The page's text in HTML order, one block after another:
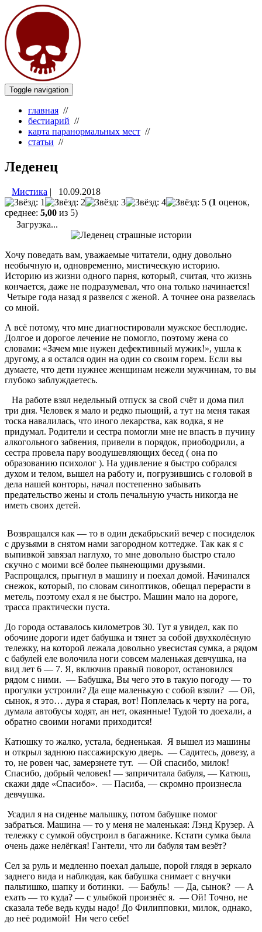
Toggle navigation
главная //
бестиарий //
карта паранормальных мест //
статьи //
Леденец
Мистика |
10.09.2018
(1 оценок,
среднее: 5,00 из 5)
Загрузка...
Хочу поведать вам, уважаемые читатели, одну довольно
необычную и, одновременно, мистическую историю.
Историю из жизни одного парня, который, считая, что жизнь
кончается, даже не подразумевал, что она только начинается!
Четыре года назад я развелся с женой. А точнее она развелась
со мной.
А всё потому, что мне диагностировали мужское бесплодие.
Долгое и дорогое лечение не помогло, поэтому жена со
словами: «Зачем мне нужен дефективный мужик!», ушла к
другому, а я остался один на один со своим горем. Если вы
думаете, что дети нужнее женщинам нежели мужчинам, то вы
глубоко заблуждаетесь.
На работе взял недельный отпуск за свой счёт и дома пил
три дня. Человек я мало и редко пьющий, а тут на меня такая
тоска навалилась, что иного лекарства, как водка, я не
придумал. Родители и сестра помогли мне не впасть в пучину
алкогольного забвения, привели в порядок, приободрили, а
сестра провела пару воодушевляющих бесед ( она по
образованию психолог ). На удивление я быстро собрался
духом и телом, вышел на работу и, погрузившись с головой в
дела нашей конторы, начал постепенно забывать
предательство жены и столь печальную участь никогда не
иметь своих детей.
Возвращался как — то в один декабрьский вечер с посиделок
с друзьями в снятом нами загородном коттедже. Так как я с
выпивкой завязал наглухо, то мне довольно быстро стало
скучно с моими всё более пьянеющими друзьями.
Распрощался, прыгнул в машину и поехал домой. Начинался
снежок, который, по словам синоптиков, обещал перерасти в
метель, поэтому ехал я не быстро. Машин мало на дороге,
трасса практически пуста.
До города оставалось километров 30. Тут я увидел, как по
обочине дороги идет бабушка и тянет за собой двухколёсную
тележку, на которой лежала довольно увесистая сумка, а рядом
с бабулей еле волочила ноги совсем маленькая девчушка, на
вид лет 6 — 7. Я, включив правый поворот, остановился
рядом с ними. — Бабушка, Вы чего это в такую погоду — то
прогулки устроили? Да еще маленькую с собой взяли? — Ой,
сынок, я это… дура я старая, вот! Поплелась к черту на рога,
думала автобусы ходят, ан нет, окаянные! Тудой то доехали, а
обратно своими ногами приходится!
Катюшку то жалко, устала, бедненькая. Я вышел из машины
и открыл заднюю пассажирскую дверь. — Садитесь, довезу, а
то, не ровен час, замерзнете тут. — Ой спасибо, милок!
Спасибо, добрый человек! — запричитала бабуля, — Катюш,
скажи дяде «Спасибо». — Пасиба, — скромно произнесла
девчушка.
Усадил я на сиденье малышку, потом бабушке помог
забраться. Машина — то у меня не маленькая: Лэнд Крузер. А
тележку с сумкой обустроил в багажнике. Кстати сумка была
очень даже нелёгкая! Гантели, что ли бабуля там везёт?
Сел за руль и медленно поехал дальше, порой глядя в зеркало
заднего вида и наблюдая, как бабушка снимает с внучки
пальтишко, шапку и ботинки. — Бабуль! — Да, сынок? — А
ехать — то куда? — с улыбкой произнёс я. — Ой! Точно, не
сказала тебе ведь куды надо! До Филипповки, милок, однако,
до неё родимой! Ни чего себе!